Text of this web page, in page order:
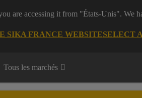
are accessing it from "États-Unis". We
SIKA FRANCE WEBSITESELECT
Tous les marchés